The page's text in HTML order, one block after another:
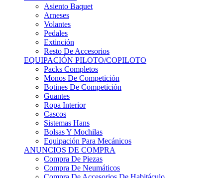
Arneses
Volantes
Pedales
Extinción
Resto De Accesorios
EQUIPACIÓN PILOTO/COPILOTO
Packs Completos
Monos De Competición
Botines De Competición
Guantes
Ropa Interior
Cascos
Sistemas Hans
Bolsas Y Mochilas
Equipación Para Mecánicos
ANUNCIOS DE COMPRA
Compra De Piezas
Compra De Neumáticos
Compra De Accesorios De Habitáculo
Compra De Equipación